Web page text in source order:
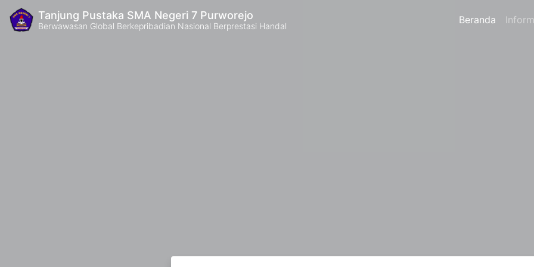
Tanjung Pustaka SMA Negeri 7 Purworejo
Berwawasan Global Berkepribadian Nasional Berprestasi Handal Beranda